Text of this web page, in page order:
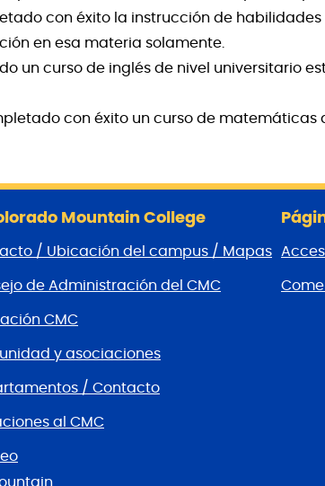
con éxito la instrucción de
en esa materia solamente.
un curso de inglés de nivel universitario
con éxito un curso de matemáticas
Mountain College
/ Ubicación del campus / Mapas
de Administración del CMC
CMC
y asociaciones
/ Contacto
al CMC